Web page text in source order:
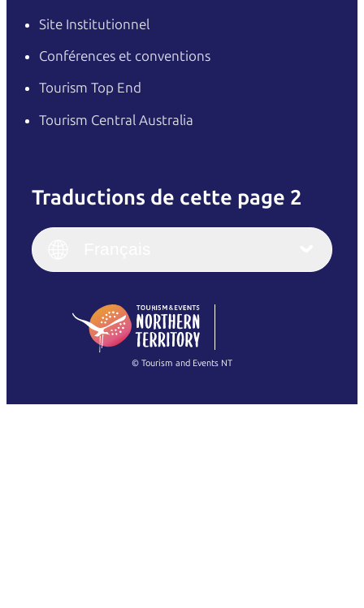
Site Institutionnel
Conférences et conventions
Tourism Top End
Tourism Central Australia
Traductions de cette page 2
English
(Singapore)
Français
Italiano
繁體中文
© Tourism and Events NT